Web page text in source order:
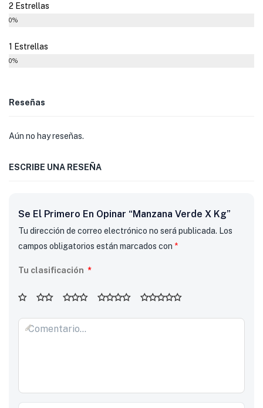
2 Estrellas
0%
1 Estrellas
0%
Reseñas
Aún no hay reseñas.
ESCRIBE UNA RESEÑA
Se El Primero En Opinar “Manzana Verde X Kg”
Tu dirección de correo electrónico no será publicada. Los
campos obligatorios están marcados con *
Tu clasificación *